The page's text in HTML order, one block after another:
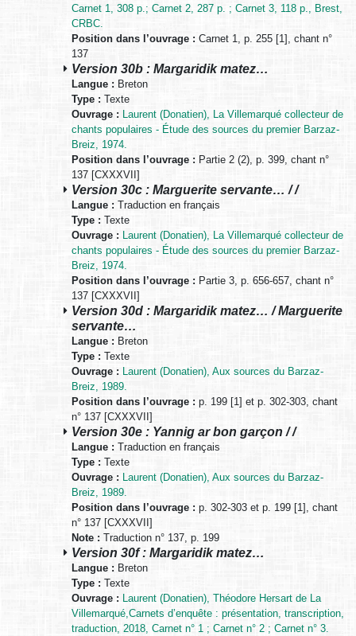
Carnet 1, 308 p.; Carnet 2, 287 p. ; Carnet 3, 118 p., Brest,
CRBC.
Position dans l’ouvrage : Carnet 1, p. 255 [1], chant n°
137
Version 30b : Margaridik matez…
Langue : Breton
Type : Texte
Ouvrage : Laurent (Donatien), La Villemarqué collecteur de
chants populaires - Étude des sources du premier Barzaz-
Breiz, 1974.
Position dans l’ouvrage : Partie 2 (2), p. 399, chant n°
137 [CXXXVII]
Version 30c : Marguerite servante… / /
Langue : Traduction en français
Type : Texte
Ouvrage : Laurent (Donatien), La Villemarqué collecteur de
chants populaires - Étude des sources du premier Barzaz-
Breiz, 1974.
Position dans l’ouvrage : Partie 3, p. 656-657, chant n°
137 [CXXXVII]
Version 30d : Margaridik matez… / Marguerite
servante…
Langue : Breton
Type : Texte
Ouvrage : Laurent (Donatien), Aux sources du Barzaz-
Breiz, 1989.
Position dans l’ouvrage : p. 199 [1] et p. 302-303, chant
n° 137 [CXXXVII]
Version 30e : Yannig ar bon garçon / /
Langue : Traduction en français
Type : Texte
Ouvrage : Laurent (Donatien), Aux sources du Barzaz-
Breiz, 1989.
Position dans l’ouvrage : p. 302-303 et p. 199 [1], chant
n° 137 [CXXXVII]
Note : Traduction n° 137, p. 199
Version 30f : Margaridik matez…
Langue : Breton
Type : Texte
Ouvrage : Laurent (Donatien), Théodore Hersart de La
Villemarqué,Carnets d’enquête : présentation, transcription,
traduction, 2018, Carnet n° 1 ; Carnet n° 2 ; Carnet n° 3.